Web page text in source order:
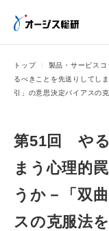
トップ 製品・サービスコ
るべきことを先送りしてし
引」の意思決定バイアスの
第51回 やる
まう心理的
うか－「双
スの克服法